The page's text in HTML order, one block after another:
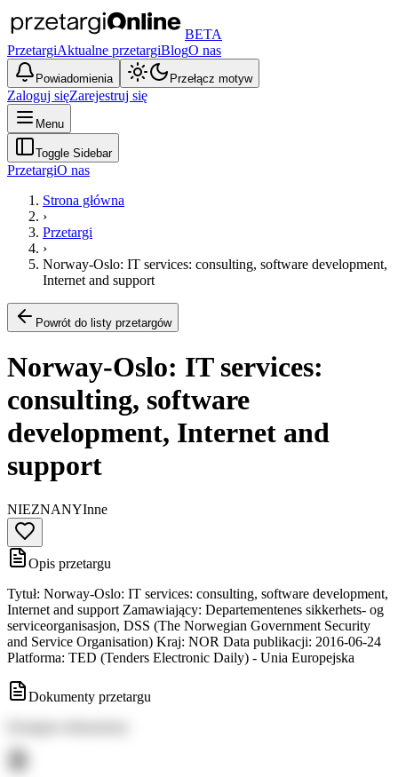
BETA
PrzetargiAktualne przetargiBlogO nas
Powiadomienia Przełącz motyw
Zaloguj sięZarejestruj się
Menu
Toggle Sidebar
PrzetargiO nas
Strona główna
›
Przetargi
›
Norway-Oslo: IT services: consulting, software development,
Internet and support
Powrót do listy przetargów
Norway-Oslo: IT services:
consulting, software
development, Internet and
support
NIEZNANYInne
Opis przetargu
Tytuł: Norway-Oslo: IT services: consulting, software development,
Internet and support Zamawiający: Departementenes sikkerhets- og
serviceorganisasjon, DSS (The Norwegian Government Security
and Service Organisation) Kraj: NOR Data publikacji: 2016-06-24
Platforma: TED (Tenders Electronic Daily) - Unia Europejska
Dokumenty przetargu